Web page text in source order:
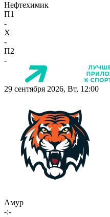
Нефтехимик
П1
-
X
-
П2
-
29 сентября 2026, Вт, 12:00
Амур
-:-